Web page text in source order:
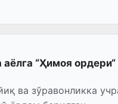
“Ҳимоя
ва зўравонликка